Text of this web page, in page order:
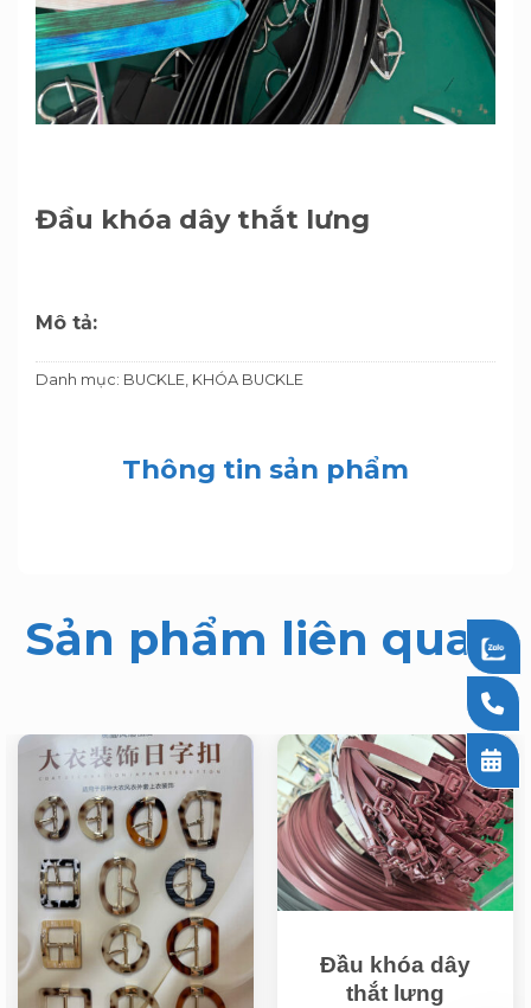
Đầu khóa dây thắt lưng
Mô tả:
Danh mục: BUCKLE, KHÓA BUCKLE
Thông tin sản phẩm
Sản phẩm liên quan
Đầu khóa dây
thắt lưng